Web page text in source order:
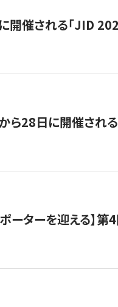
開催される「JID
ら28日に開催され
ーターを迎える】​​